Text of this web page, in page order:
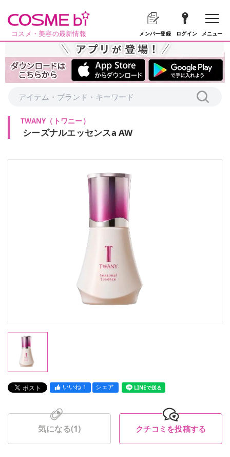
コスメ・美容の最新情報 メンバー登録 ログイン メニュー
TWANY（ トワニー）
シーズナルエッセンスa AW
いいね！ シェア LINEで送る
気になる(1) クチコミを投稿する